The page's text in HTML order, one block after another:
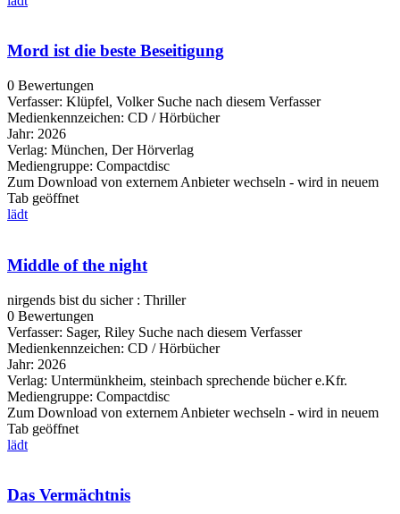
Mord ist die beste Beseitigung
0 Bewertungen
Verfasser: Klüpfel, Volker Suche nach diesem Verfasser
Medienkennzeichen: CD / Hörbücher
Jahr: 2026
Verlag: München, Der Hörverlag
Mediengruppe: Compactdisc
Zum Download von externem Anbieter wechseln - wird in neuem
Tab geöffnet
lädt
Middle of the night
nirgends bist du sicher : Thriller
0 Bewertungen
Verfasser: Sager, Riley Suche nach diesem Verfasser
Medienkennzeichen: CD / Hörbücher
Jahr: 2026
Verlag: Untermünkheim, steinbach sprechende bücher e.Kfr.
Mediengruppe: Compactdisc
Zum Download von externem Anbieter wechseln - wird in neuem
Tab geöffnet
lädt
Das Vermächtnis